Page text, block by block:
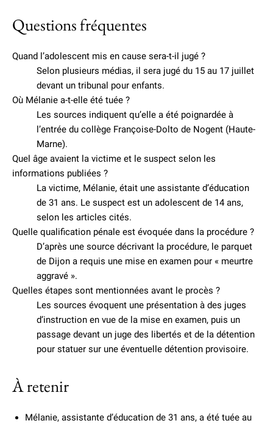
Questions fréquentes
Quand l’adolescent mis en cause sera-t-il jugé ?
Selon plusieurs médias, il sera jugé du 15 au 17 juillet
devant un tribunal pour enfants.
Où Mélanie a-t-elle été tuée ?
Les sources indiquent qu’elle a été poignardée à
l’entrée du collège Françoise-Dolto de Nogent (Haute-
Marne).
Quel âge avaient la victime et le suspect selon les
informations publiées ?
La victime, Mélanie, était une assistante d’éducation
de 31 ans. Le suspect est un adolescent de 14 ans,
selon les articles cités.
Quelle qualification pénale est évoquée dans la procédure ?
D’après une source décrivant la procédure, le parquet
de Dijon a requis une mise en examen pour « meurtre
aggravé ».
Quelles étapes sont mentionnées avant le procès ?
Les sources évoquent une présentation à des juges
d’instruction en vue de la mise en examen, puis un
passage devant un juge des libertés et de la détention
pour statuer sur une éventuelle détention provisoire.
À retenir
Mélanie, assistante d’éducation de 31 ans, a été tuée au